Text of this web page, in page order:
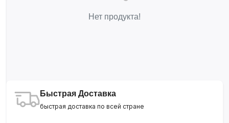
Нет продукта!
Быстрая Доставка
быстрая доставка по всей стране